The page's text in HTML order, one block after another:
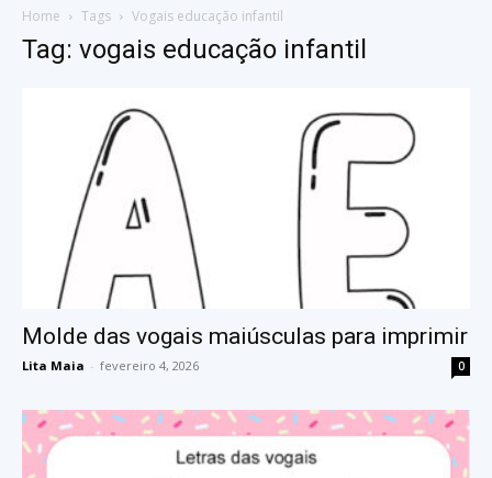
Home Tags Vogais educação infantil
Tag: vogais educação infantil
Molde das vogais maiúsculas para imprimir
Lita Maia - fevereiro 4, 2026 0